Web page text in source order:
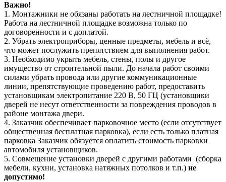
Важно!
1. Монтажники не обязаны работать на лестничной площадке!
Работа на лестничной площадке возможна только по
договоренности и с доплатой.
2. Убрать электроприборы, ценные предметы, мебель и всё,
что может послужить препятствием для выполнения работ.
3. Необходимо укрыть мебель, стены, полы и другое
имущество от строительной пыли. До начала работ своими
силами убрать провода или другие коммуникационные
линии, препятствующие проведению работ, предоставить
установщикам электропитание 220 В, 50 ГЦ (установщики
дверей не несут ответственности за повреждения проводов в
районе монтажа двери.
4. Заказчик обеспечивает парковочное место (если отсутствует
общественная бесплатная парковка), если есть только платная
парковка Заказчик обязуется оплатить стоимость парковки
автомобиля установщиков.
5. Совмещение установки дверей с другими работами (сборка
мебели, кухни, установка натяжных потолков и т.п.) не
допустимо!